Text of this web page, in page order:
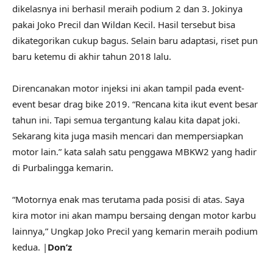
dikelasnya ini berhasil meraih podium 2 dan 3. Jokinya
pakai Joko Precil dan Wildan Kecil. Hasil tersebut bisa
dikategorikan cukup bagus. Selain baru adaptasi, riset pun
baru ketemu di akhir tahun 2018 lalu.
Direncanakan motor injeksi ini akan tampil pada event-
event besar drag bike 2019. “Rencana kita ikut event besar
tahun ini. Tapi semua tergantung kalau kita dapat joki.
Sekarang kita juga masih mencari dan mempersiapkan
motor lain.” kata salah satu penggawa MBKW2 yang hadir
di Purbalingga kemarin.
“Motornya enak mas terutama pada posisi di atas. Saya
kira motor ini akan mampu bersaing dengan motor karbu
lainnya,” Ungkap Joko Precil yang kemarin meraih podium
kedua. | Don’z